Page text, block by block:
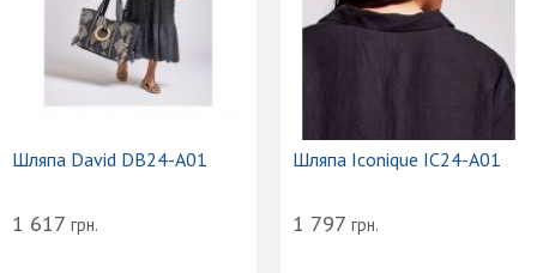
Шляпа David DB24-A01
1 617 грн.
Шляпа Iconique IC24-A01
1 797 грн.